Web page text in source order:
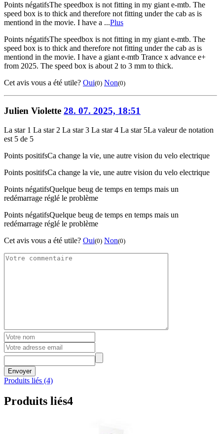
Points négatifsThe speedbox is not fitting in my giant e-mtb. The
speed box is to thick and therefore not fitting under the cab as is
mentiond in the movie. I have a ...Plus
Points négatifsThe speedbox is not fitting in my giant e-mtb. The
speed box is to thick and therefore not fitting under the cab as is
mentiond in the movie. I have a giant e-mtb Trance x advance e+
from 2025. The speed box is about 2 to 3 mm to thick.
Cet avis vous a été utile? Oui(0) Non(0)
Julien Violette 28. 07. 2025, 18:51
La star 1 La star 2 La star 3 La star 4 La star 5La valeur de notation
est 5 de 5
Points positifsCa change la vie, une autre vision du velo electrique
Points positifsCa change la vie, une autre vision du velo electrique
Points négatifsQuelque beug de temps en temps mais un
redémarrage réglé le problème
Points négatifsQuelque beug de temps en temps mais un
redémarrage réglé le problème
Cet avis vous a été utile? Oui(0) Non(0)
Envoyer
Produits liés (4)
Produits liés4